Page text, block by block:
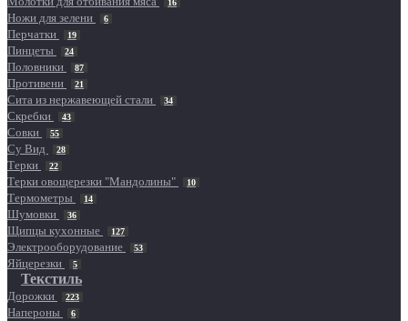
16
Ножи для зелени 6
Перчатки 19
Пинцеты 24
Половники 87
Противени 21
Сита из нержавеющей стали 34
Скребки 43
Совки 55
Су Вид 28
Терки 22
Терки овощерезки "Мандолины" 10
Термометры 14
Шумовки 36
Щипцы кухонные 127
Электрооборудование 53
Яйцерезки 5
Текстиль
Дорожки 223
Напероны 6